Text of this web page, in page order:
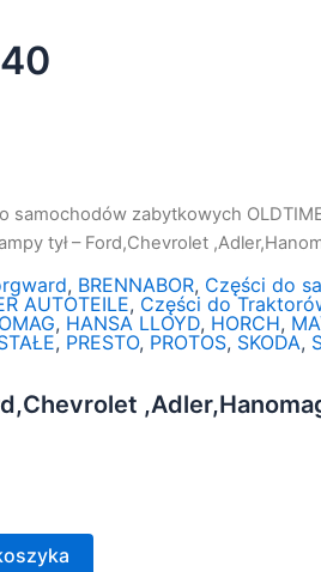
samochodów zabytkowych
tył – Ford,Chevrolet
, BRENNABOR, Części do
AUTOTEILE, Części do
, HANSA LLOYD, HORCH,
, PRESTO, PROTOS, SKODA,